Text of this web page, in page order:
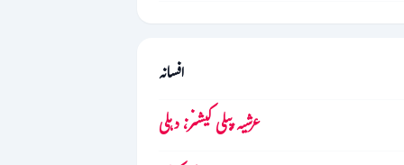
افسانہ
عرشیہ پبلی کیشنز، دہلی